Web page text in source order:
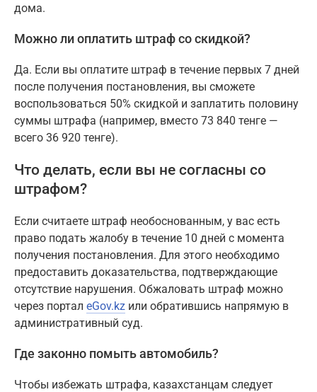
дома.
Можно ли оплатить штраф со скидкой?
Да. Если вы оплатите штраф в течение первых 7 дней
после получения постановления, вы сможете
воспользоваться 50% скидкой и заплатить половину
суммы штрафа (например, вместо 73 840 тенге —
всего 36 920 тенге).
Что делать, если вы не согласны со
штрафом?
Если считаете штраф необоснованным, у вас есть
право подать жалобу в течение 10 дней с момента
получения постановления. Для этого необходимо
предоставить доказательства, подтверждающие
отсутствие нарушения. Обжаловать штраф можно
через портал eGov.kz или обратившись напрямую в
административный суд.
Где законно помыть автомобиль?
Чтобы избежать штрафа, казахстанцам следует